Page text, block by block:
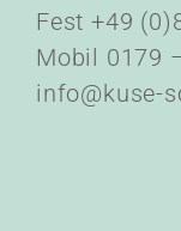
Fest +49
Mobil 0179
info@kuse-